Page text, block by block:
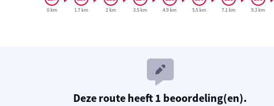
0 km 1.7 km 2 km 3.5 km 4.9 km 5.5 km 7.1 km 9.3 km
Deze route heeft 1 beoordeling(en).